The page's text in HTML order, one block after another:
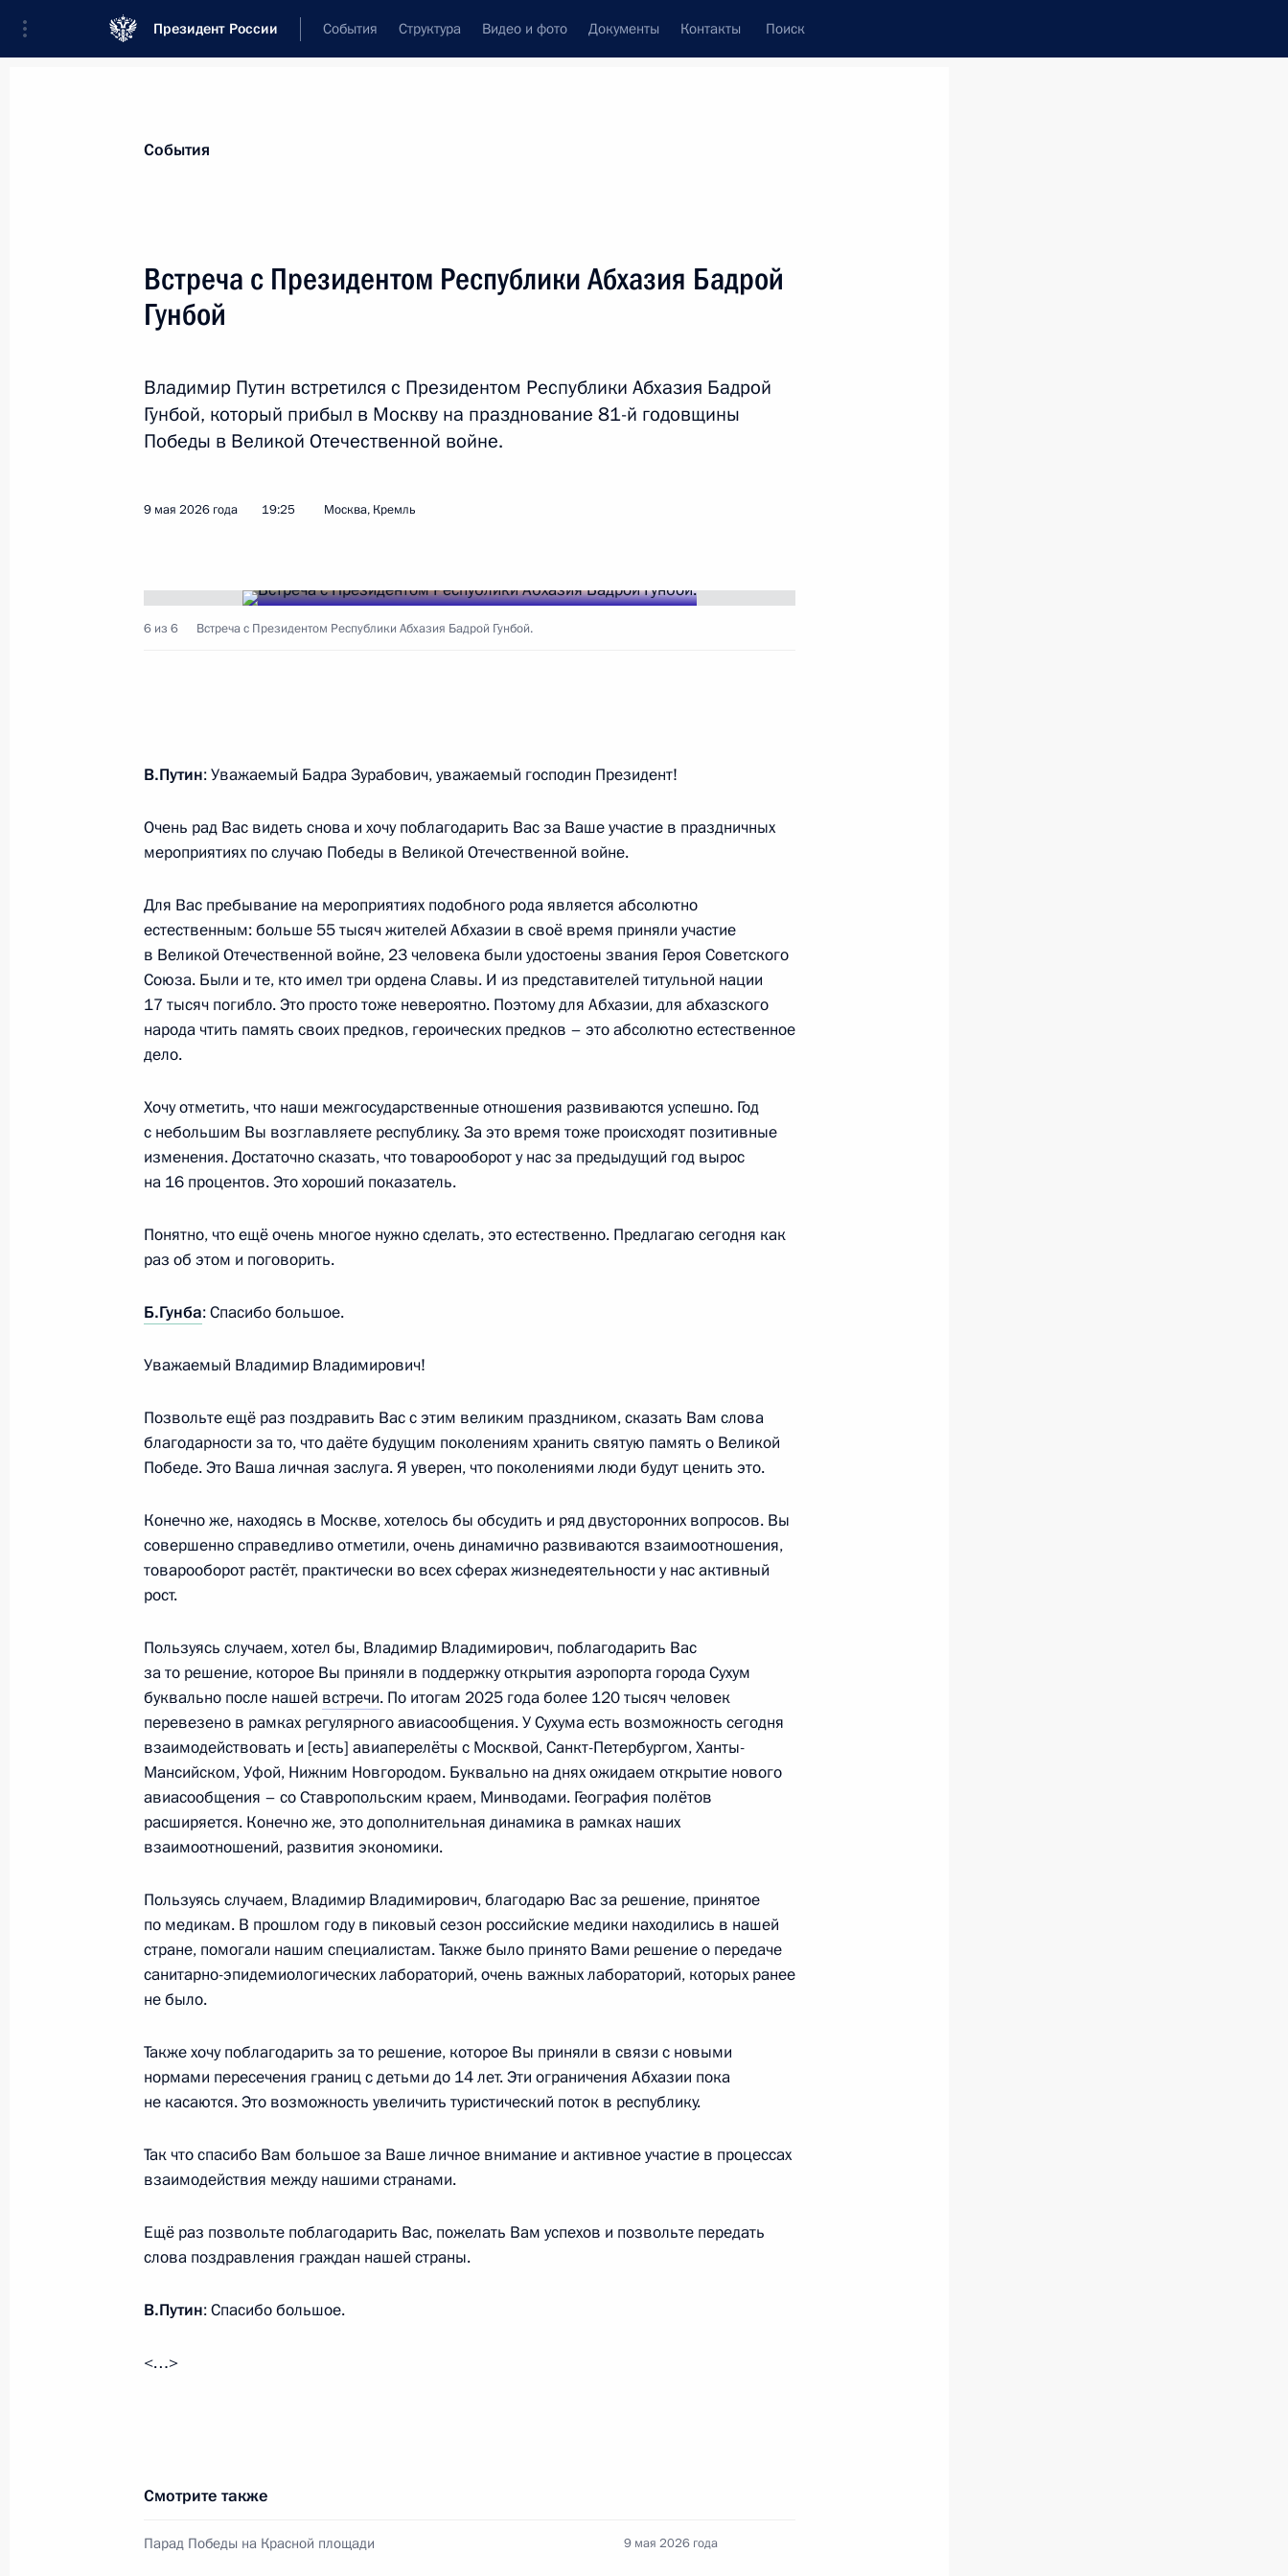
Президент России События Структура Видео и фото Документы Контакты Поиск
Ратифицировано соглашение с Абхазией о содействии
в реализации госпрограммы развития республики
Ратифицировано соглашение с Абхазией о признании учёных
степеней
9 мая 2026 года, 19:25
Поздравления лидерам и гражданам иностранных государств
по случаю 81-й годовщины Победы в Великой Отечественной
8 мая 2026 года, 12:00
Указ об особенностях выдачи паспорта гражданам Абхазии
и Южной Осетии, приобретшим гражданство России
Подписан Указ, смягчающий условия получения российского
гражданства для граждан Абхазии и Южной Осетии
Беседа с Президентом Абхазии Бадрой Гунбой
Поздравления лидерам и гражданам иностранных государств
по случаю 80-й годовщины Победы в Великой Отечественной
войне
Подписан закон о ратификации Протокола о внесении
торговли товарами
7 апреля 2025 года, 15:15
Встреча с избранным Президентом Абхазии Бадрой Гунбой
5 марта 2025 года, 19:20
Подписан закон о ратификации межправсоглашения между
Россией и Абхазией об избежании двойного налогообложения
и предотвращении уклонения от налогообложения
2 ноября 2024 года, 14:10
Поздравления лидерам и гражданам иностранных государств
по случаю 79-й годовщины Победы в Великой Отечественной
войне
8 мая 2024 года, 12:00
Телефонный разговор с Президентом Абхазии Асланом Бжанией
19 марта 2024 года, 15:55
Подписан закон о ратификации Протокола о внесении
События
Встреча с Президентом Республики Абхазия Бадрой
Гунбой
Владимир Путин встретился с Президентом Республики Абхазия Бадрой
Гунбой, который прибыл в Москву на празднование 81-й годовщины
Победы в Великой Отечественной войне.
9 мая 2026 года 19:25 Москва, Кремль
6 из 6 Встреча с Президентом Республики Абхазия Бадрой Гунбой.
В.Путин: Уважаемый Бадра Зурабович, уважаемый господин Президент!
Очень рад Вас видеть снова и хочу поблагодарить Вас за Ваше участие в праздничных
мероприятиях по случаю Победы в Великой Отечественной войне.
Для Вас пребывание на мероприятиях подобного рода является абсолютно
естественным: больше 55 тысяч жителей Абхазии в своё время приняли участие
в Великой Отечественной войне, 23 человека были удостоены звания Героя Советского
Союза. Были и те, кто имел три ордена Славы. И из представителей титульной нации
17 тысяч погибло. Это просто тоже невероятно. Поэтому для Абхазии, для абхазского
народа чтить память своих предков, героических предков – это абсолютно естественное
дело.
Хочу отметить, что наши межгосударственные отношения развиваются успешно. Год
с небольшим Вы возглавляете республику. За это время тоже происходят позитивные
изменения. Достаточно сказать, что товарооборот у нас за предыдущий год вырос
на 16 процентов. Это хороший показатель.
Понятно, что ещё очень многое нужно сделать, это естественно. Предлагаю сегодня как
раз об этом и поговорить.
Б.Гунба: Спасибо большое.
Уважаемый Владимир Владимирович!
Позвольте ещё раз поздравить Вас с этим великим праздником, сказать Вам слова
благодарности за то, что даёте будущим поколениям хранить святую память о Великой
Победе. Это Ваша личная заслуга. Я уверен, что поколениями люди будут ценить это.
Конечно же, находясь в Москве, хотелось бы обсудить и ряд двусторонних вопросов. Вы
совершенно справедливо отметили, очень динамично развиваются взаимоотношения,
товарооборот растёт, практически во всех сферах жизнедеятельности у нас активный
рост.
Пользуясь случаем, хотел бы, Владимир Владимирович, поблагодарить Вас
за то решение, которое Вы приняли в поддержку открытия аэропорта города Сухум
буквально после нашей встречи. По итогам 2025 года более 120 тысяч человек
перевезено в рамках регулярного авиасообщения. У Сухума есть возможность сегодня
взаимодействовать и [есть] авиаперелёты с Москвой, Санкт-Петербургом, Ханты-
Мансийском, Уфой, Нижним Новгородом. Буквально на днях ожидаем открытие нового
авиасообщения – со Ставропольским краем, Минводами. География полётов
расширяется. Конечно же, это дополнительная динамика в рамках наших
взаимоотношений, развития экономики.
Пользуясь случаем, Владимир Владимирович, благодарю Вас за решение, принятое
по медикам. В прошлом году в пиковый сезон российские медики находились в нашей
стране, помогали нашим специалистам. Также было принято Вами решение о передаче
санитарно-эпидемиологических лабораторий, очень важных лабораторий, которых ранее
не было.
Также хочу поблагодарить за то решение, которое Вы приняли в связи с новыми
нормами пересечения границ с детьми до 14 лет. Эти ограничения Абхазии пока
не касаются. Это возможность увеличить туристический поток в республику.
Так что спасибо Вам большое за Ваше личное внимание и активное участие в процессах
взаимодействия между нашими странами.
Ещё раз позвольте поблагодарить Вас, пожелать Вам успехов и позвольте передать
слова поздравления граждан нашей страны.
В.Путин: Спасибо большое.
<…>
Смотрите также
Парад Победы на Красной площади 9 мая 2026 года